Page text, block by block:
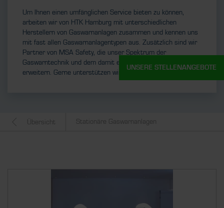
Um Ihnen einen umfänglichen Service bieten zu können,
arbeiten wir von HTK Hamburg mit unterschiedlichen
Herstellern von Gaswarnanlagen zusammen und kennen uns
mit fast allen Gaswarnanlagentypen aus. Zusätzlich sind wir
Partner von MSA Safety, die unser Spektrum der
Gaswarntechnik und dem damit einhergehenden Service
erweitern. Gerne unterstützen wir Sie als Ihr Servicepartner!
Übersicht Stationäre Gaswarnanlagen
UNSERE STELLENANGEBOTE